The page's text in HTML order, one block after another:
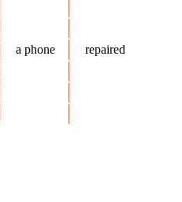
a phone
repaired